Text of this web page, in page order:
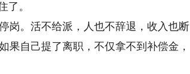
。
。活不给派，人也不辞退，收入也断
自己提了离职，不仅拿不到补偿金，